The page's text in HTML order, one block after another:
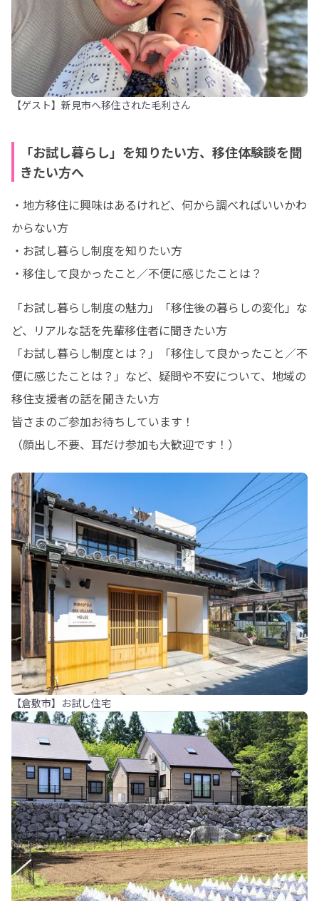
【ゲスト】新見市へ移住された毛利さん
「お試し暮らし」を知りたい方、移住体験談を聞
きたい方へ
・地方移住に興味はあるけれど、何から調べればいいかわ
からない方
・お試し暮らし制度を知りたい方
・移住して良かったこと／不便に感じたことは？
「お試し暮らし制度の魅力」「移住後の暮らしの変化」な
ど、リアルな話を先輩移住者に聞きたい方
「お試し暮らし制度とは？」「移住して良かったこと／不
便に感じたことは？」など、疑問や不安について、地域の
移住支援者の話を聞きたい方
皆さまのご参加お待ちしています！
（顔出し不要、耳だけ参加も大歓迎です！）
【倉敷市】お試し住宅